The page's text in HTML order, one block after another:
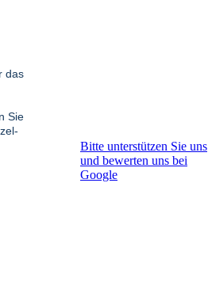
das
Sie
Bitte unterstützen Sie uns
und bewerten uns bei
Google